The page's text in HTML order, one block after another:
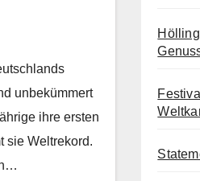
unbeküm­mert
ihre ersten
sie Wel­treko­rd.